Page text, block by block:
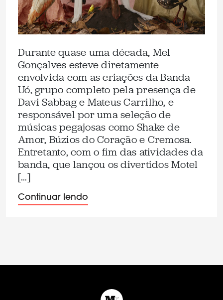
Durante quase uma década, Mel
Gonçalves esteve diretamente
envolvida com as criações da Banda
Uó, grupo completo pela presença de
Davi Sabbag e Mateus Carrilho, e
responsável por uma seleção de
músicas pegajosas como Shake de
Amor, Búzios do Coração e Cremosa.
Entretanto, com o fim das atividades da
banda, que lançou os divertidos Motel
[…]
Continuar lendo